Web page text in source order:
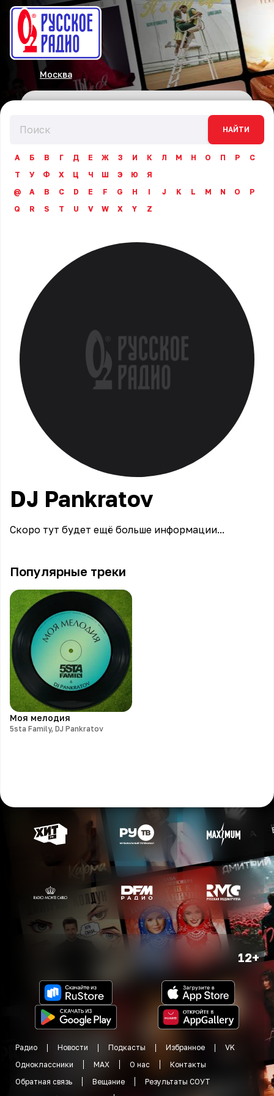
Москва
НАЙТИ
А Б В Г Д Е Ж З И К Л М Н О П Р
С
Т
У Ф Х Ц Ч Ш Э Ю
Я
@
A B C D E F G H I J K L M N O
P
Q
R S T U V W X Y Z
DJ Pankratov
Скоро тут будет ещё больше информации...
Популярные треки
Моя мелодия
5sta Family, DJ Pankratov
12+
Радио Новости Подкасты Избранное
VK
Одноклассники
MAX О нас
Контакты
Обратная связь
Вещание
Результаты СОУТ